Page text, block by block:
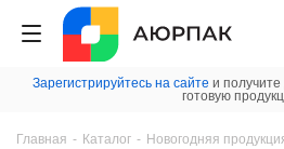
Зарегистрируйтесь на сайте и
готовую
Главная - Каталог - Новогодняя